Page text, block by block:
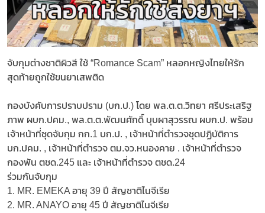
จับกุมต่างชาติผิวสี ใช้ “Romance Scam” หลอกหญิงไทยให้รัก
สุดท้ายถูกใช้ขนยาเสพติด
กองบังคับการปราบปราม (บก.ป.) โดย พล.ต.ต.วิทยา ศรีประเสริฐ
ภาพ ผบก.ปคม., พล.ต.ต.พัฒนศักดิ์ บุบผาสุวรรณ ผบก.ป. พร้อม​
เจ้าหน้าที่ชุดจับกุม กก.1 บก.ป. , เจ้าหน้าที่ตำรวจชุดปฏิบัติการ
บก.ปคม. , ​เจ้าหน้าที่ตำรวจ ตม.จว.หนองคาย . ​เจ้าหน้าที่ตำรวจ
กองพัน ตชด.245 และ เจ้าหน้าที่ตำรวจ ตชด.24
​ร่วมกันจับกุม
​1. MR. EMEKA อายุ 39 ปี สัญชาติไนจีเรีย
​2. MR. ANAYO อายุ 45 ปี สัญชาติไนจีเรีย